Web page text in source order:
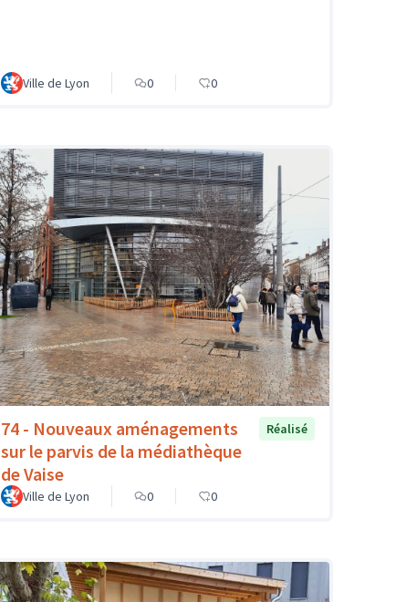
Ville de Lyon 0 0
74 - Nouveaux aménagements
sur le parvis de la médiathèque
de Vaise
Réalisé
Ville de Lyon 0 0